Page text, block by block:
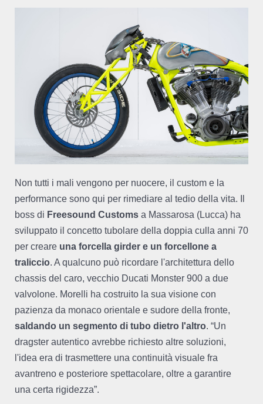
Non tutti i mali vengono per nuocere, il custom e la
performance sono qui per rimediare al tedio della vita. Il
boss di Freesound Customs a Massarosa (Lucca) ha
sviluppato il concetto tubolare della doppia culla anni 70
per creare una forcella girder e un forcellone a
traliccio. A qualcuno può ricordare l'architettura dello
chassis del caro, vecchio Ducati Monster 900 a due
valvolone. Morelli ha costruito la sua visione con
pazienza da monaco orientale e sudore della fronte,
saldando un segmento di tubo dietro l'altro. “Un
dragster autentico avrebbe richiesto altre soluzioni,
l'idea era di trasmettere una continuità visuale fra
avantreno e posteriore spettacolare, oltre a garantire
una certa rigidezza”.